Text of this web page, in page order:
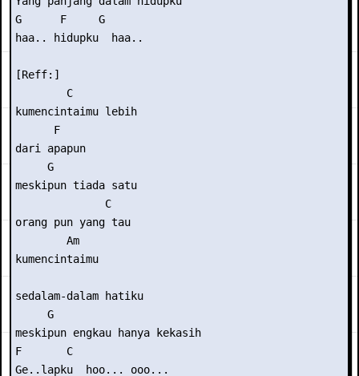
G      F     G
haa.. hidupku  haa..
[Reff:]
        C
kumencintaimu lebih
      F
dari apapun
     G
meskipun tiada satu
              C
orang pun yang tau
        Am
kumencintaimu
sedalam-dalam hatiku
     G
meskipun engkau hanya kekasih
F       C